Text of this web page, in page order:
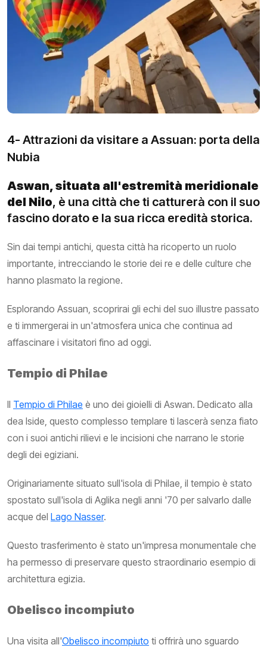
4- Attrazioni da visitare a Assuan: porta della
Nubia
Aswan, situata all'estremità meridionale
del Nilo, è una città che ti catturerà con il suo
fascino dorato e la sua ricca eredità storica.
Sin dai tempi antichi, questa città ha ricoperto un ruolo
importante, intrecciando le storie dei re e delle culture che
hanno plasmato la regione.
Esplorando Assuan, scoprirai gli echi del suo illustre passato
e ti immergerai in un'atmosfera unica che continua ad
affascinare i visitatori fino ad oggi.
Tempio di Philae
Il Tempio di Philae è uno dei gioielli di Aswan. Dedicato alla
dea Iside, questo complesso templare ti lascerà senza fiato
con i suoi antichi rilievi e le incisioni che narrano le storie
degli dei egiziani.
Originariamente situato sull'isola di Philae, il tempio è stato
spostato sull'isola di Aglika negli anni '70 per salvarlo dalle
acque del Lago Nasser.
Questo trasferimento è stato un'impresa monumentale che
ha permesso di preservare questo straordinario esempio di
architettura egizia.
Obelisco incompiuto
Una visita all'Obelisco incompiuto ti offrirà uno sguardo